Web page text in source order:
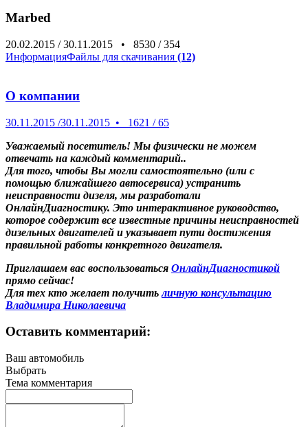
Marbed
20.02.2015 /30.11.2015 • 8530 /354
ИнформацияФайлы для скачивания (12)
О компании
30.11.2015 /30.11.2015 • 1621 /65
Уважаемый посетитель! Мы физически не можем
отвечать на каждый комментарий..
Для того, чтобы Вы могли самостоятельно (или с
помощью ближайшего автосервиса) устранить
неисправности дизеля, мы разработали
ОнлайнДиагностику. Это интерактивное руководство,
которое содержит все известные причины неисправностей
дизельных двигателей и указывает пути достижения
правильной работы конкретного двигателя.
Приглашаем вас воспользоваться ОнлайнДиагностикой
прямо сейчас!
Для тех кто желает получитьличную консультацию
Владимира Николаевича
Оставить комментарий:
Ваш автомобиль
Выбрать
Тема комментария